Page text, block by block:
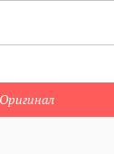
Оригинал